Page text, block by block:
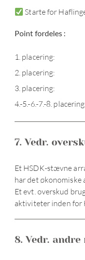
Starte for
Point fordeles :
1. placering:
2. placering:
3. placering:
4.-5.-6.-7.-8.
7. Vedr.
Et HSDK-stævne
har det økonomiske
Et evt. overskud
aktiviteter inden for
8. Vedr.